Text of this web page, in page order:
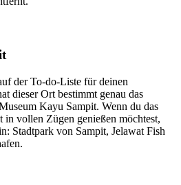
der To-do-Liste für deinen
dieser Ort bestimmt genau das
Kayu Sampit. Wenn du das
vollen Zügen genießen möchtest,
Stadtpark von Sampit, Jelawat Fish